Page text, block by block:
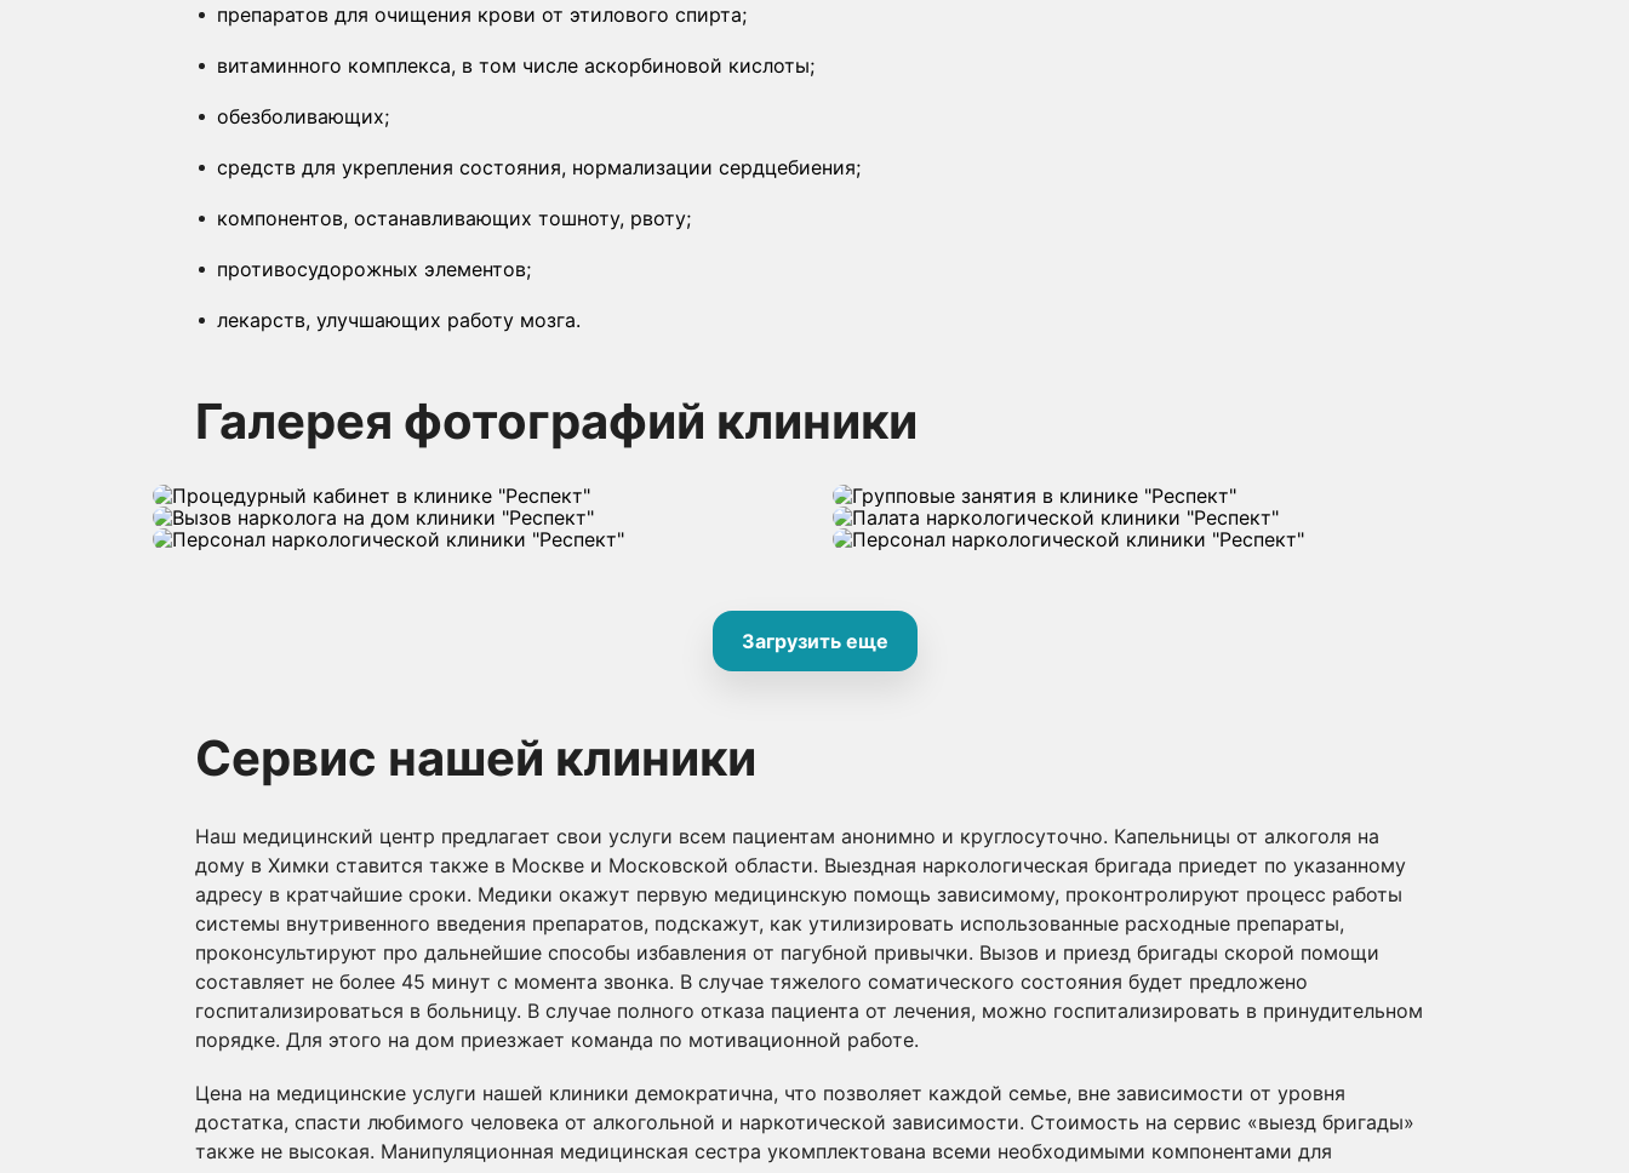
препаратов для очищения крови от этилового спирта;
витаминного комплекса, в том числе аскорбиновой кислоты;
обезболивающих;
средств для укрепления состояния, нормализации сердцебиения;
компонентов, останавливающих тошноту, рвоту;
противосудорожных элементов;
лекарств, улучшающих работу мозга.
Галерея фотографий клиники
Загрузить еще
Сервис нашей клиники
Наш медицинский центр предлагает свои услуги всем пациентам анонимно и круглосуточно. Капельницы от алкоголя на
дому в Химки ставится также в Москве и Московской области. Выездная наркологическая бригада приедет по указанному
адресу в кратчайшие сроки. Медики окажут первую медицинскую помощь зависимому, проконтролируют процесс работы
системы внутривенного введения препаратов, подскажут, как утилизировать использованные расходные препараты,
проконсультируют про дальнейшие способы избавления от пагубной привычки. Вызов и приезд бригады скорой помощи
составляет не более 45 минут с момента звонка. В случае тяжелого соматического состояния будет предложено
госпитализироваться в больницу. В случае полного отказа пациента от лечения, можно госпитализировать в принудительном
порядке. Для этого на дом приезжает команда по мотивационной работе.
Цена на медицинские услуги нашей клиники демократична, что позволяет каждой семье, вне зависимости от уровня
достатка, спасти любимого человека от алкогольной и наркотической зависимости. Стоимость на сервис «выезд бригады»
также не высокая. Манипуляционная медицинская сестра укомплектована всеми необходимыми компонентами для